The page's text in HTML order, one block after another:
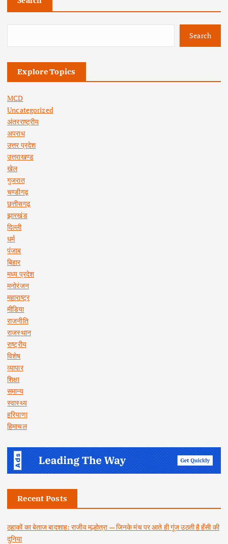
Search
Explore Topics
MCD
Uncategorized
अंतरराष्ट्रीय
अपराध
उत्तर प्रदेश
उत्तराखण्ड
खेल
गुजरात
चण्डीगढ़
छत्तीसगढ़
झारखंड
दिल्ली
धर्म
पंजाब
बिहार
मध्य प्रदेश
मनोरंजन
महाराष्ट्र
मीडिया
राजनीति
राजस्थान
राष्ट्रीय
विशेष
व्यापार
शिक्षा
समान्य
स्वास्थ्य
हरियाणा
हिमाचल
Recent Posts
ठहाकों का बेताज बादशाह: राजीव मल्होत्रा — जिनके मंच पर आते ही गूंज उठती है हँसी की
दुनिया